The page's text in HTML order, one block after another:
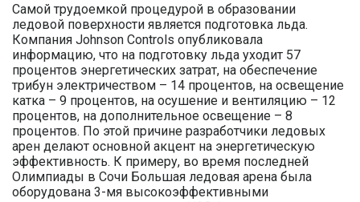
Самой трудоемкой процедурой в образовании
ледовой поверхности является подготовка льда.
Компания Johnson Controls опубликовала
информацию, что на подготовку льда уходит 57
процентов энергетических затрат, на обеспечение
трибун электричеством – 14 процентов, на освещение
катка – 9 процентов, на осушение и вентиляцию – 12
процентов, на дополнительное освещение – 8
процентов. По этой причине разработчики ледовых
арен делают основной акцент на энергетическую
эффективность. К примеру, во время последней
Олимпиады в Сочи Большая ледовая арена была
оборудована 3-мя высокоэффективными